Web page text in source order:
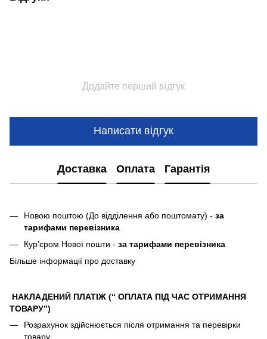
Додайте перший відгук
Написати відгук
Доставка Оплата Гарантія
Новою поштою (До відділення або поштомату) - за
тарифами перевізника
Кур’єром Нової пошти - за тарифами перевізника
Більше інформації про доставку
НАКЛАДЕНИЙ ПЛАТІЖ (“ ОПЛАТА ПІД ЧАС ОТРИМАННЯ
ТОВАРУ”)
Розрахунок здійснюється після отримання та перевірки
товару